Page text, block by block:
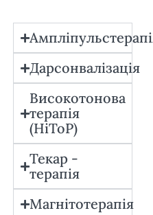
Дарсонвалізація
Високотонова
терапія
(HiToP)
Текар -
терапія
Магнітотерапія